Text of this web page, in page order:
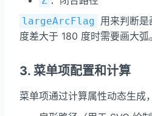
largeArcFlag 用来判断是
度差大于 180 度时需要画大弧。
3. 菜单项配置和计算
菜单项通过计算属性动态生成